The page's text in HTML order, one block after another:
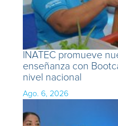
INATEC promueve
enseñanza con
nivel nacional
Ago. 6, 2026